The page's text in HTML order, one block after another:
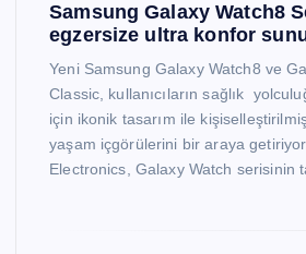
Samsung Galaxy Watch8
egzersize ultra konfor
Yeni Samsung Galaxy Watch8 ve
Classic, kullanıcıların sağlık
için ikonik tasarım ile
yaşam içgörülerini bir araya
Electronics, Galaxy Watch serisinin